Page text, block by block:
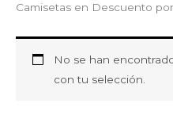
Camisetas en Descuento
No se han
con tu selección.